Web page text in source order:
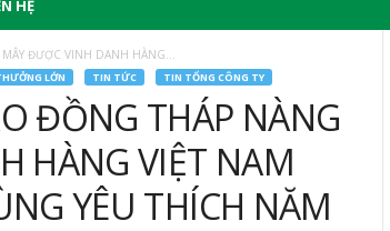
HỆ
ĐƯỢC VINH DANH HÀNG...
LỚN TIN TỨC TIN TỔNG CÔNG TY
ĐỒNG THÁP NÀNG
HÀNG VIỆT NAM
YÊU THÍCH NĂM